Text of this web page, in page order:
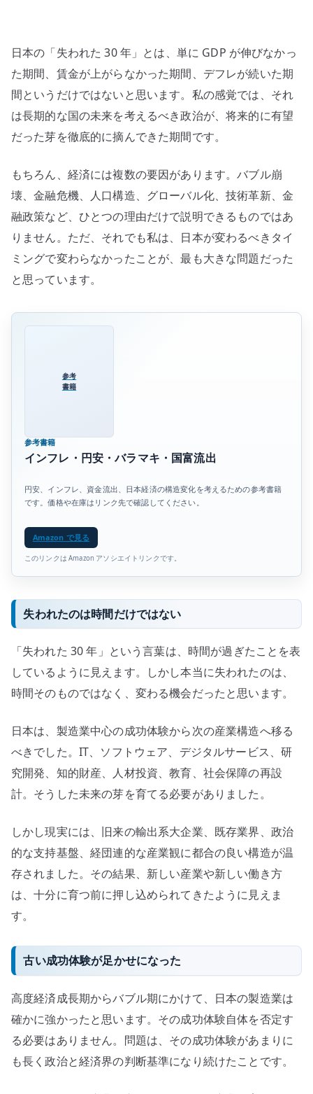
の
芽
を
摘
続
た
政
治
と
産
業
造
日本の「失われた 30 年」とは、単に GDP が伸びなかっ
た期間、賃金が上がらなかった期間、デフレが続いた期
間というだけではないと思います。私の感覚では、それ
は長期的な国の未来を考えるべき政治が、将来的に有望
だった芽を徹底的に摘んできた期間です。
もちろん、経済には複数の要因があります。バブル崩
壊、金融危機、人口構造、グローバル化、技術革新、金
融政策など、ひとつの理由だけで説明できるものではあ
りません。ただ、それでも私は、日本が変わるべきタイ
ミングで変わらなかったことが、最も大きな問題だった
と思っています。
参考
書籍
参考書籍
インフレ・円安・バラマキ・国富流出
円安、インフレ、資金流出、日本経済の構造変化を考えるための参考書籍
です。価格や在庫はリンク先で確認してください。
Amazon で見る
このリンクは Amazon アソシエイトリンクです。
失われたのは時間だけではない
「失われた 30 年」という言葉は、時間が過ぎたことを表
しているように見えます。しかし本当に失われたのは、
時間そのものではなく、変わる機会だったと思います。
日本は、製造業中心の成功体験から次の産業構造へ移る
べきでした。IT、ソフトウェア、デジタルサービス、研
究開発、知的財産、人材投資、教育、社会保障の再設
計。そうした未来の芽を育てる必要がありました。
しかし現実には、旧来の輸出系大企業、既存業界、政治
的な支持基盤、経団連的な産業観に都合の良い構造が温
存されました。その結果、新しい産業や新しい働き方
は、十分に育つ前に押し込められてきたように見えま
す。
古い成功体験が足かせになった
高度経済成長期からバブル期にかけて、日本の製造業は
確かに強かったと思います。その成功体験自体を否定す
る必要はありません。問題は、その成功体験があまりに
も長く政治と経済界の判断基準になり続けたことです。